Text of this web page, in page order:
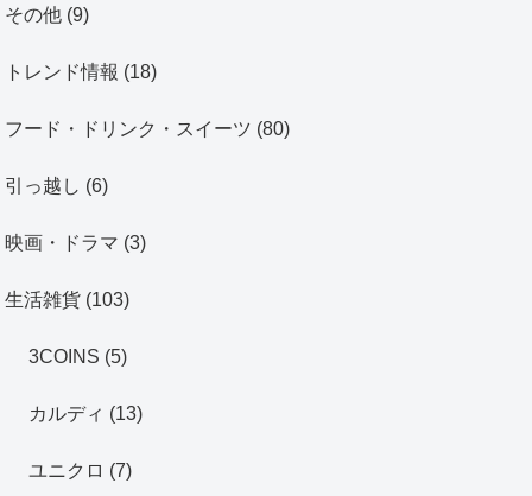
その他 (9)
トレンド情報 (18)
フード・ドリンク・スイーツ (80)
引っ越し (6)
映画・ドラマ (3)
生活雑貨 (103)
3COINS (5)
カルディ (13)
ユニクロ (7)